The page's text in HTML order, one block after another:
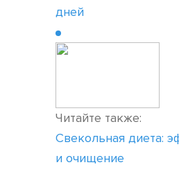
дней
Читайте также:
Свекольная диета:
и очищение